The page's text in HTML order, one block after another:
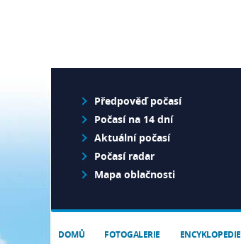
Předpověď počasí
Počasí na 14 dní
Aktuální počasí
Počasí radar
Mapa oblačnosti
DOMŮ FOTOGALERIE ENCYKLOPEDIE